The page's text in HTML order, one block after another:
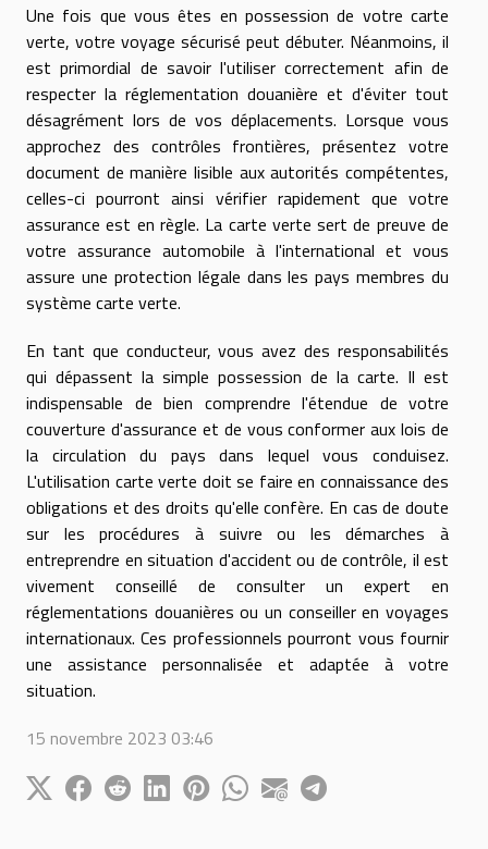
Une fois que vous êtes en possession de votre carte
verte, votre voyage sécurisé peut débuter. Néanmoins, il
est primordial de savoir l'utiliser correctement afin de
respecter la réglementation douanière et d'éviter tout
désagrément lors de vos déplacements. Lorsque vous
approchez des contrôles frontières, présentez votre
document de manière lisible aux autorités compétentes,
celles-ci pourront ainsi vérifier rapidement que votre
assurance est en règle. La carte verte sert de preuve de
votre assurance automobile à l'international et vous
assure une protection légale dans les pays membres du
système carte verte.
En tant que conducteur, vous avez des responsabilités
qui dépassent la simple possession de la carte. Il est
indispensable de bien comprendre l'étendue de votre
couverture d'assurance et de vous conformer aux lois de
la circulation du pays dans lequel vous conduisez.
L'utilisation carte verte doit se faire en connaissance des
obligations et des droits qu'elle confère. En cas de doute
sur les procédures à suivre ou les démarches à
entreprendre en situation d'accident ou de contrôle, il est
vivement conseillé de consulter un expert en
réglementations douanières ou un conseiller en voyages
internationaux. Ces professionnels pourront vous fournir
une assistance personnalisée et adaptée à votre
situation.
15 novembre 2023 03:46